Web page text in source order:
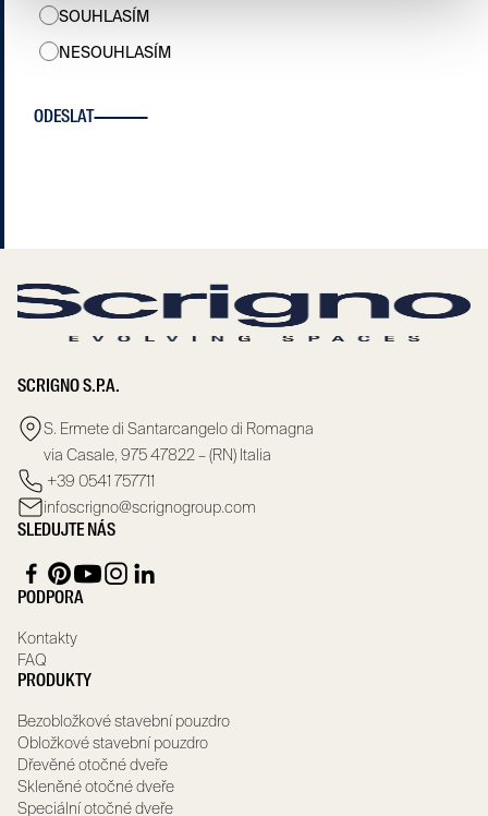
SOUHLASÍM
NESOUHLASÍM
ODESLAT
SCRIGNO S.P.A.
S. Ermete di Santarcangelo di Romagna
via Casale, 975 47822 – (RN) Italia
+39 0541 757711
infoscrigno@scrignogroup.com
SLEDUJTE NÁS
PODPORA
Kontakty
FAQ
PRODUKTY
Bezobložkové stavební pouzdro
Obložkové stavební pouzdro
Dřevěné otočné dveře
Skleněné otočné dveře
Speciální otočné dveře